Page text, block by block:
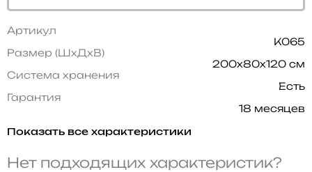
Артикул
K065
Размер (ШхДхВ)
200x80x120 см
Система хранения
Есть
Гарантия
18 месяцев
Показать все характеристики
Нет подходящих характеристик?